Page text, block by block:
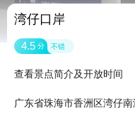
湾仔口岸
4.5 分 不错
查看景点简介及开放时间
广东省珠海市香洲区湾仔南